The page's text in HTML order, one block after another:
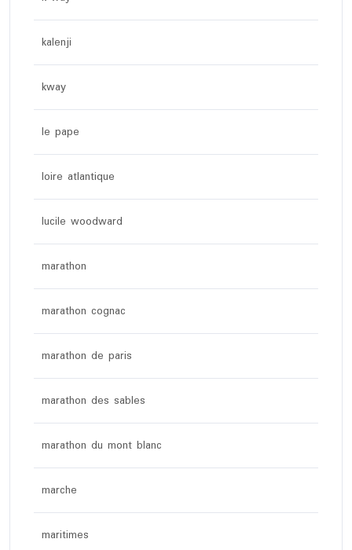
kalenji
kway
le pape
loire atlantique
lucile woodward
marathon
marathon cognac
marathon de paris
marathon des sables
marathon du mont blanc
marche
maritimes